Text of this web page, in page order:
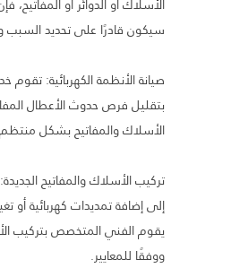
سيكون قادرًا على تحديد السبب
صيانة الأنظمة الكهربائية: تقوم
بتقليل فرص حدوث الأعطال
الأسلاك والمفاتيح بشكل
تركيب الأسلاك والمفاتيح
إلى إضافة تمديدات كهربائية أو
يقوم الفني المتخصص بتركيب
ووفقًا للمعايير.